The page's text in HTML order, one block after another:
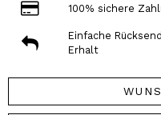
100% sichere
Einfache
Erhalt